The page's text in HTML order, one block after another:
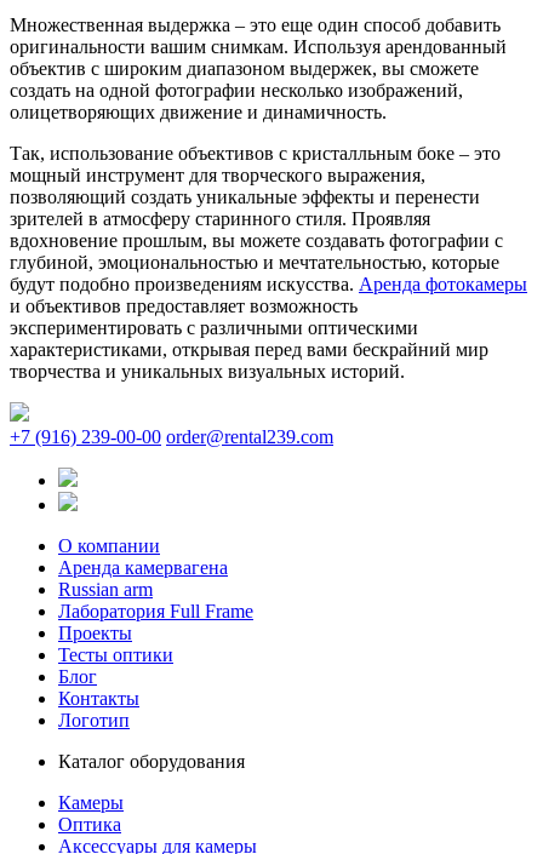
Множественная выдержка – это еще один способ добавить
оригинальности вашим снимкам. Используя арендованный
объектив с широким диапазоном выдержек, вы сможете
создать на одной фотографии несколько изображений,
олицетворяющих движение и динамичность.
Так, использование объективов с кристалльным боке – это
мощный инструмент для творческого выражения,
позволяющий создать уникальные эффекты и перенести
зрителей в атмосферу старинного стиля. Проявляя
вдохновение прошлым, вы можете создавать фотографии с
глубиной, эмоциональностью и мечтательностью, которые
будут подобно произведениям искусства. Аренда фотокамеры
и объективов предоставляет возможность
экспериментировать с различными оптическими
характеристиками, открывая перед вами бескрайний мир
творчества и уникальных визуальных историй.
+7 (916) 239-00-00 order@rental239.com
О компании
Аренда камервагена
Russian arm
Лаборатория Full Frame
Проекты
Тесты оптики
Блог
Контакты
Логотип
Каталог оборудования
Камеры
Оптика
Аксессуары для камеры